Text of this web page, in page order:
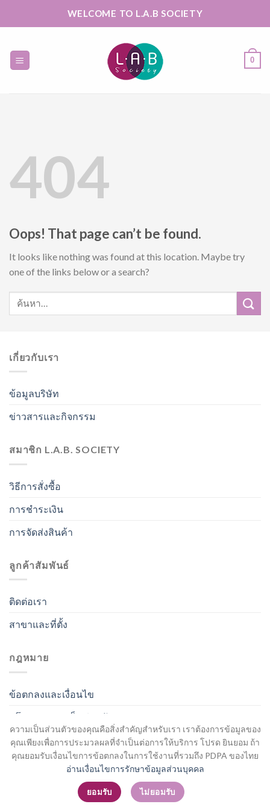
ความเป็นส่วนตัวของคุณคือสิ่งสำคัญสำหรับเรา เราต้องการข้อมูลของ
คุณเพียงเพื่อการประมวลผลที่จำเป็นต่อการให้บริการ โปรด ยินยอม ถ้า
คุณยอมรับเงื่อนไขการข้อตกลงในการใช้งานที่รวมถึง PDPA ของไทย
อ่านเงื่อนไขการรักษาข้อมูลส่วนบุคคล
ยอมรับ ไม่ยอมรับ
WELCOME TO L.A.B SOCIETY
0
404
Oops! That page can’t be found.
It looks like nothing was found at this location. Maybe try
one of the links below or a search?
เกี่ยวกับเรา
ข้อมูลบริษัท
ข่าวสารและกิจกรรม
สมาชิก L.A.B. SOCIETY
วิธีการสั่งซื้อ
การชำระเงิน
การจัดส่งสินค้า
ลูกค้าสัมพันธ์
ติดต่อเรา
สาขาและที่ตั้ง
กฎหมาย
ข้อตกลงและเงื่อนไข
นโยบายความเป็นส่วนตัว
สมัครสมาชิก / เข้าสู่ระบบ
Copyright 2026 ©Flatsome Theme